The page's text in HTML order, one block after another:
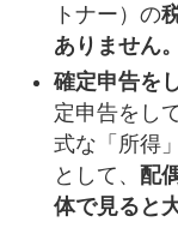
トナー）の
ありません。
確定申告を
定申告をし
式な「所得
として、 配
体で見ると